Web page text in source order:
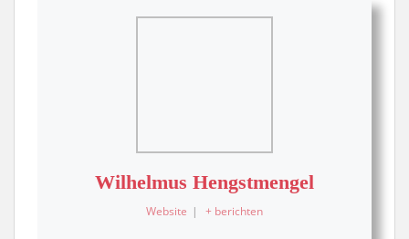
Wilhelmus Hengstmengel
Website | + berichten